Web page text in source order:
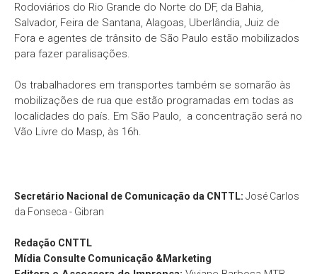
Rodoviários do Rio Grande do Norte do DF, da Bahia,
Salvador, Feira de Santana, Alagoas, Uberlândia, Juiz de
Fora e agentes de trânsito de São Paulo estão mobilizados
para fazer paralisações.
Os trabalhadores em transportes também se somarão às
mobilizações de rua que estão programadas em todas as
localidades do país. Em São Paulo, a concentração será no
Vão Livre do Masp, às 16h.
Secretário Nacional de Comunicação da CNTTL: José Carlos
da Fonseca - Gibran
Redação CNTTL
Mídia Consulte Comunicação &Marketing